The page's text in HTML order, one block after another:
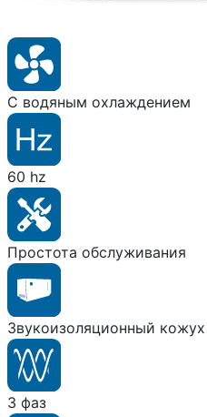
С водяным охлаждением
60 hz
Простота обслуживания
Звукоизоляционный
3 фаз